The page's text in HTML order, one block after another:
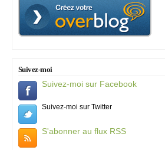
Suivez-moi
Suivez-moi sur Facebook
Suivez-moi sur Twitter
S'abonner au flux RSS